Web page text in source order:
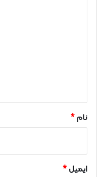
نام*
ایمیل*